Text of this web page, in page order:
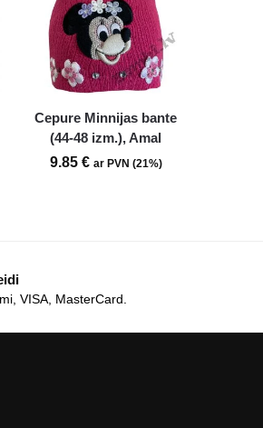
Cepure Minnijas bante
(44-48 izm.), Amal
9.85 € ar PVN (21%)
VISA, MasterCard.